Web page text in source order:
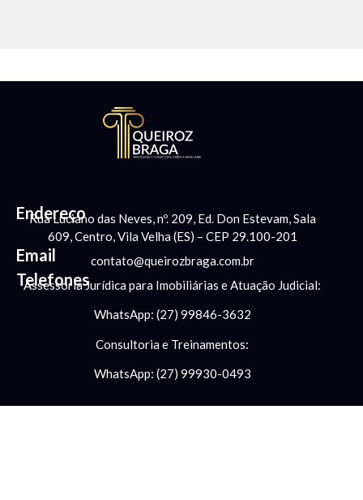
Endereço
Rua Luciano das Neves, nº. 209, Ed. Don Estevam, Sala
609, Centro, Vila Velha (ES) – CEP 29.100-201
Email contato@queirozbraga.com.br
Telefones
Assessoria Jurídica para Imobiliárias e Atuação Judicial:
WhatsApp: (27) 99846-3632
Consultoria e Treinamentos:
WhatsApp: (27) 99930-0493